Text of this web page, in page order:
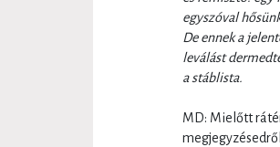
egyszóval
De ennek a
leválást
a stáblista.
MD: Mielőtt